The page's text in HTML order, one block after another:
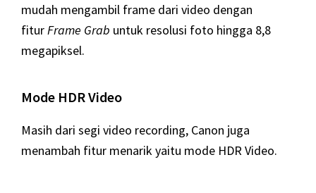
mudah mengambil frame dari video dengan
fiturFrame Grab untuk resolusi foto hingga 8,8
megapiksel.
Mode HDR Video
Masih dari segi video recording, Canon juga
menambah fitur menarik yaitu mode HDR Video.